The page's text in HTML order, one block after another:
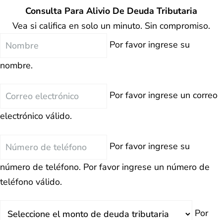
Consulta Para Alivio De Deuda Tributaria
Vea si califica en solo un minuto. Sin compromiso.
Nombre
Por favor ingrese su
nombre.
Correo
Por favor ingrese un correo
electrónico válido.
Teléfono
Por favor ingrese su
número de teléfono. Por favor ingrese un número de
teléfono válido.
Por